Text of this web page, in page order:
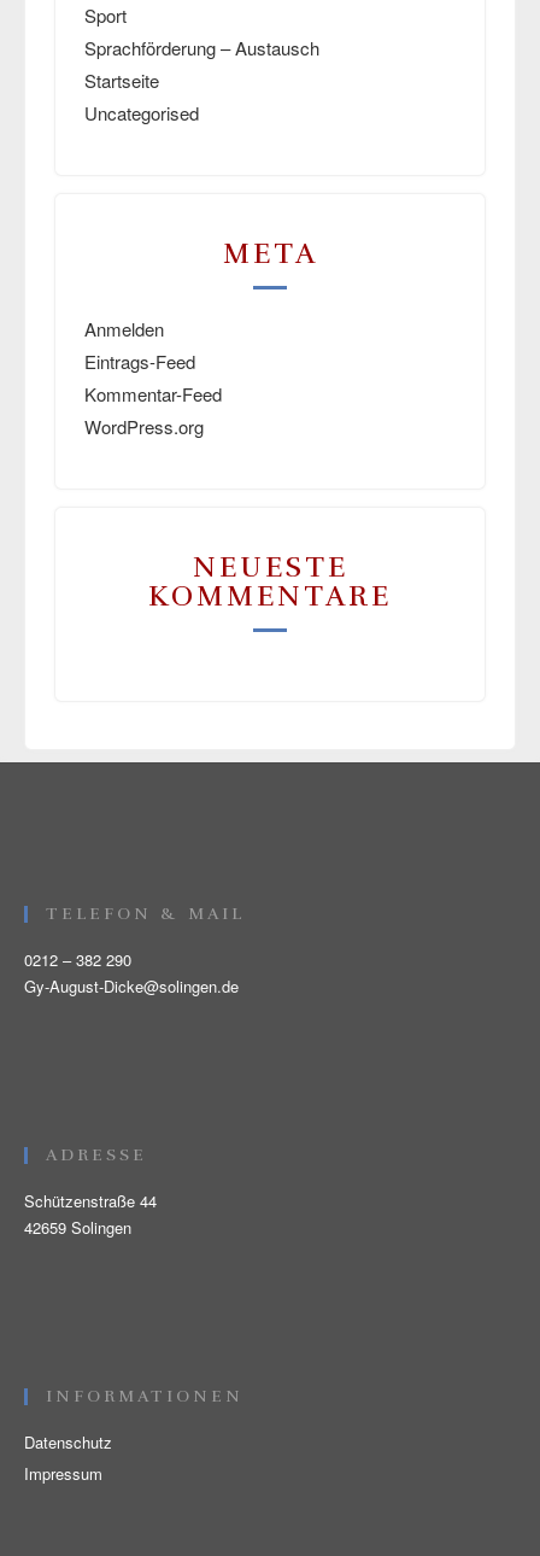
Sport
Sprachförderung – Austausch
Startseite
Uncategorised
META
Anmelden
Eintrags-Feed
Kommentar-Feed
WordPress.org
NEUESTE
KOMMENTARE
TELEFON & MAIL
0212 – 382 290
Gy-August-Dicke@solingen.de
ADRESSE
Schützenstraße 44
42659 Solingen
INFORMATIONEN
Datenschutz
Impressum